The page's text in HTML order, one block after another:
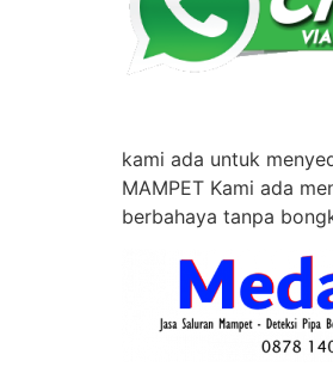
kami ada untuk
MAMPET Kami ada
berbahaya tanpa